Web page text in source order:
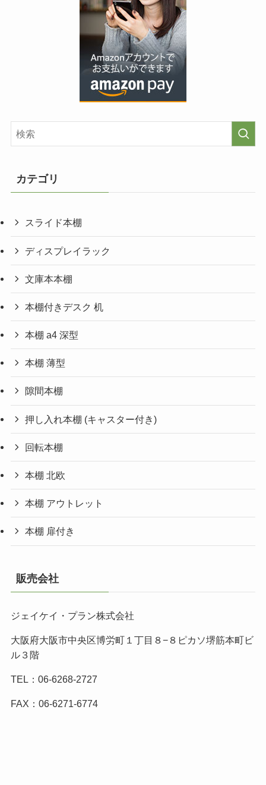
カテゴリ
スライド本棚
ディスプレイラック
文庫本本棚
本棚付きデスク 机
本棚 a4 深型
本棚 薄型
隙間本棚
押し入れ本棚 (キャスター付き)
回転本棚
本棚 北欧
本棚 アウトレット
本棚 扉付き
販売会社
ジェイケイ・プラン株式会社
大阪府大阪市中央区博労町１丁目８−８ピカソ堺筋本町ビ
ル３階
TEL：06-6268-2727
FAX：06-6271-6774